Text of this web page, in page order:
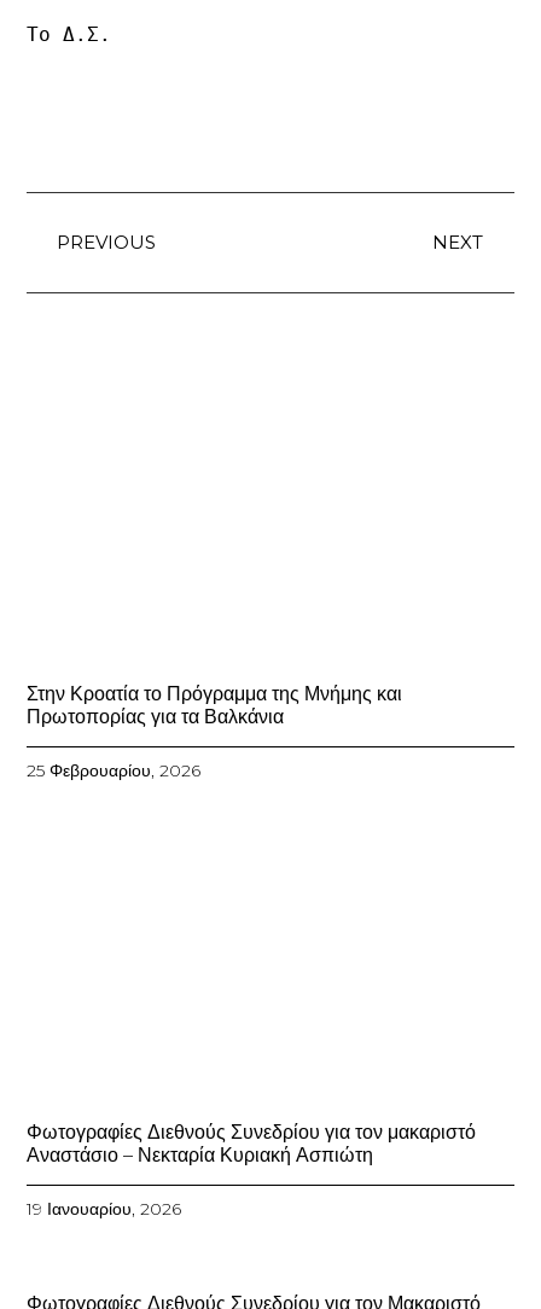
Το Δ.Σ.
PREVIOUS NEXT
Στην Κροατία το Πρόγραμμα της Μνήμης και
Πρωτοπορίας για τα Βαλκάνια
25 Φεβρουαρίου, 2026
Φωτογραφίες Διεθνούς Συνεδρίου για τον μακαριστό
Αναστάσιο – Νεκταρία Κυριακή Ασπιώτη
19 Ιανουαρίου, 2026
Φωτογραφίες Διεθνούς Συνεδρίου για τον Μακαριστό